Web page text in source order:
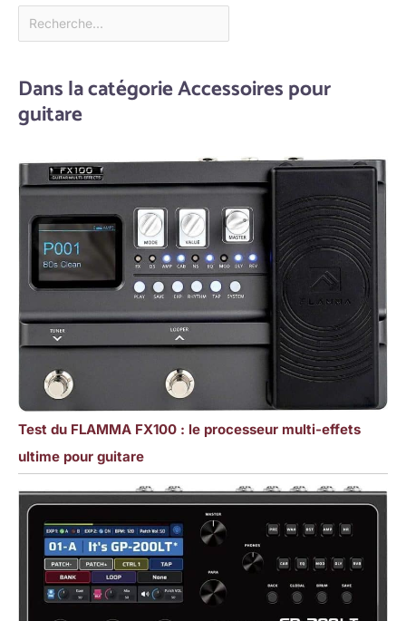
Dans la catégorie Accessoires pour
guitare
Test du FLAMMA FX100 : le processeur multi-effets
ultime pour guitare